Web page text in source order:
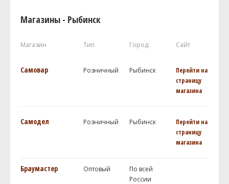
Магазины - Рыбинск
Магазин Тип Город Сайт
Самовар Розничный Рыбинск
Перейти на
страницу
магазина
Самодел Розничный Рыбинск
Перейти на
страницу
магазина
Браумастер Оптовый
По всей
России